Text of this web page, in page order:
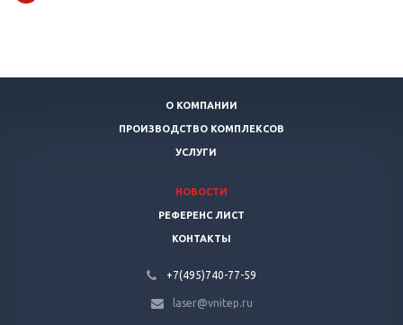
О КОМПАНИИ
ПРОИЗВОДСТВО КОМПЛЕКСОВ
УСЛУГИ
НОВОСТИ
РЕФЕРЕНС ЛИСТ
КОНТАКТЫ
+7(495)740-77-59
laser@vnitep.ru